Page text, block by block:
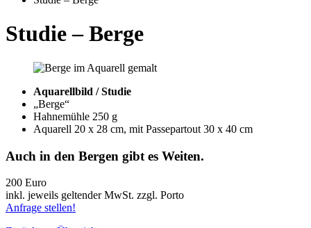
Studie – Berge
Aquarellbild / Studie
„Berge“
Hahnemühle 250 g
Aquarell 20 x 28 cm, mit Passepartout 30 x 40 cm
Auch in den Bergen gibt es Weiten.
200 Euro
inkl. jeweils geltender MwSt. zzgl. Porto
Anfrage stellen!